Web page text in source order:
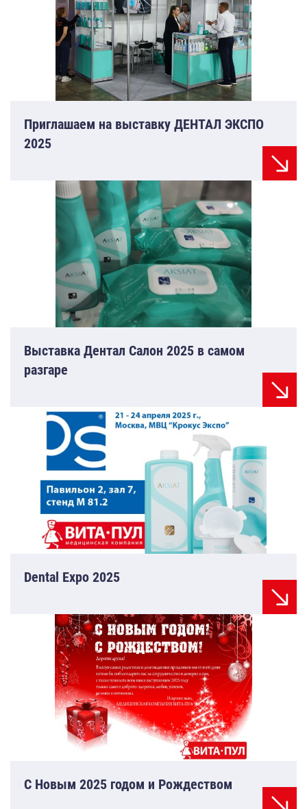
Приглашаем на выставку ДЕНТАЛ ЭКСПО
2025
Выставка Дентал Салон 2025 в самом
разгаре
Dental Expo 2025
C Новым 2025 годом и Рождеством